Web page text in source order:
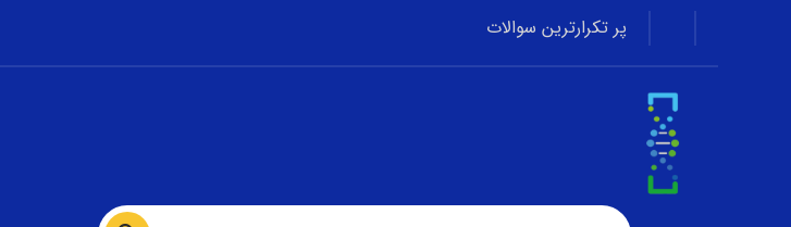
پر تکرارترین سوالات